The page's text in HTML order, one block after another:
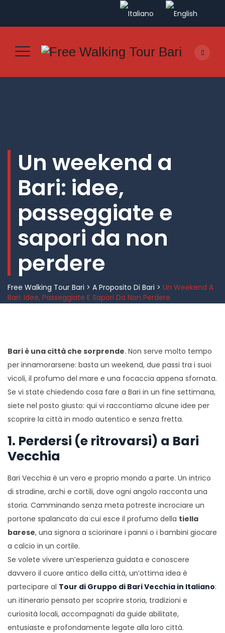
Un weekend a
Bari: idee,
passeggiate e
sapori da non
perdere
Free Walking Tour Bari > A Proposito Di Bari > Un Weekend A
Bari: Idee, Passeggiate E Sapori Da Non Perdere
Bari è una città che sorprende. Non serve molto tempo
per innamorarsene: basta un weekend, due passi tra i suoi
vicoli, il profumo del mare e una focaccia appena sfornata.
Se vi state chiedendo cosa fare a Bari in un fine settimana,
siete nel posto giusto: qui vi raccontiamo alcune idee per
scoprire la città in modo autentico e senza fretta.
1. Perdersi (e ritrovarsi) a Bari
Vecchia
Bari Vecchia è un vero e proprio mondo a parte. Un intrico
di stradine, archi e cortili, dove ogni angolo racconta una
storia. Camminando senza meta potreste incrociare un
portone spalancato da cui esce il profumo della tiella
barese, una signora a sciorinare i panni o i bambini giocare
a calcio in un cortile.
Se volete vivere un’esperienza guidata e conoscere
davvero il cuore antico della città, un’ottima idea è
partecipare al Tour di Gruppo di Bari Vecchia in Italiano:
un itinerario pensato per scoprire storia, tradizioni e
curiosità locali, accompagnati da guide abilitate,
entusiaste e profondamente legate alla loro città.